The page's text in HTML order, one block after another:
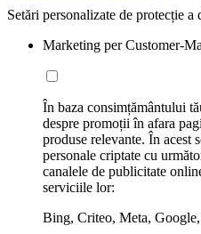
Setări personalizate de protecție a
Marketing per Customer-
În baza consimțământului
despre promoții în afara
produse relevante. În acest
personale criptate cu
canalele de publicitate
serviciile lor:
Bing, Criteo, Meta,